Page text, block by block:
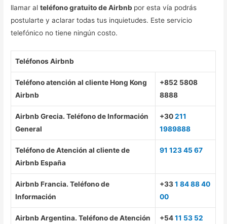
llamar alteléfono gratuito de Airbnb por esta vía podrás
postularte y aclarar todas tus inquietudes. Este servicio
telefónico no tiene ningún costo.
Teléfonos Airbnb
Teléfono atención al cliente Hong Kong
Airbnb
+852 5808
8888
Airbnb Grecia. Teléfono de Información
General
+30211
1989888
Teléfono de Atención al cliente de
Airbnb España
91 123 45 67
Airbnb Francia. Teléfono de
Información
+331 84 88 40
00
Airbnb Argentina. Teléfono de Atención
+5411 53 52